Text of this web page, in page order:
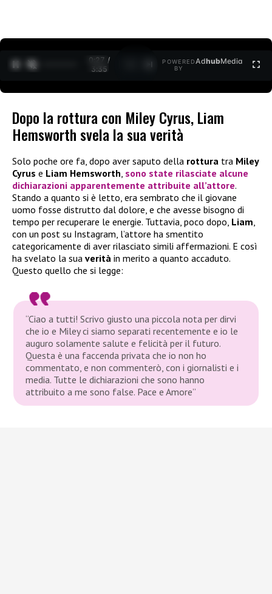
0:27 /
3:35
POWERED
BY
AdhubMedia
Dopo la rottura con Miley Cyrus, Liam
Hemsworth svela la sua verità
Solo poche ore fa, dopo aver saputo della rottura tra Miley
Cyrus e Liam Hemsworth, sono state rilasciate alcune
dichiarazioni apparentemente attribuite all’attore.
Stando a quanto si è letto, era sembrato che il giovane
uomo fosse distrutto dal dolore, e che avesse bisogno di
tempo per recuperare le energie. Tuttavia, poco dopo, Liam,
con un post su Instagram, l’attore ha smentito
categoricamente di aver rilasciato simili affermazioni. E così
ha svelato la sua verità in merito a quanto accaduto.
Questo quello che si legge:
“Ciao a tutti! Scrivo giusto una piccola nota per dirvi
che io e Miley ci siamo separati recentemente e io le
auguro solamente salute e felicità per il futuro.
Questa è una faccenda privata che io non ho
commentato, e non commenterò, con i giornalisti e i
media. Tutte le dichiarazioni che sono hanno
attribuito a me sono false. Pace e Amore”